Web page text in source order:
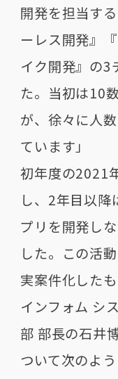
開発を担当す
ーレス開発』
イク開発』の3
た。当初は10
が、徐々に人
ています」
初年度の2021
し、2年目以
プリを開発し
した。この活
実案件化した
インフォム シ
部 部長の石井
ついて次のよ